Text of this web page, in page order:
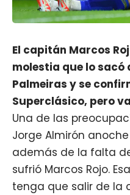
El capitán Marcos
molestia que lo sacó
Palmeiras y se
Superclásico, pero
Una de las
Jorge Almirón
además de la falta
sufrió Marcos Rojo.
tenga que salir de la